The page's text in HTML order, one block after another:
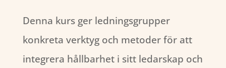
Denna kurs ger ledningsgrupper
konkreta verktyg och metoder för att
integrera hållbarhet i sitt ledarskap och